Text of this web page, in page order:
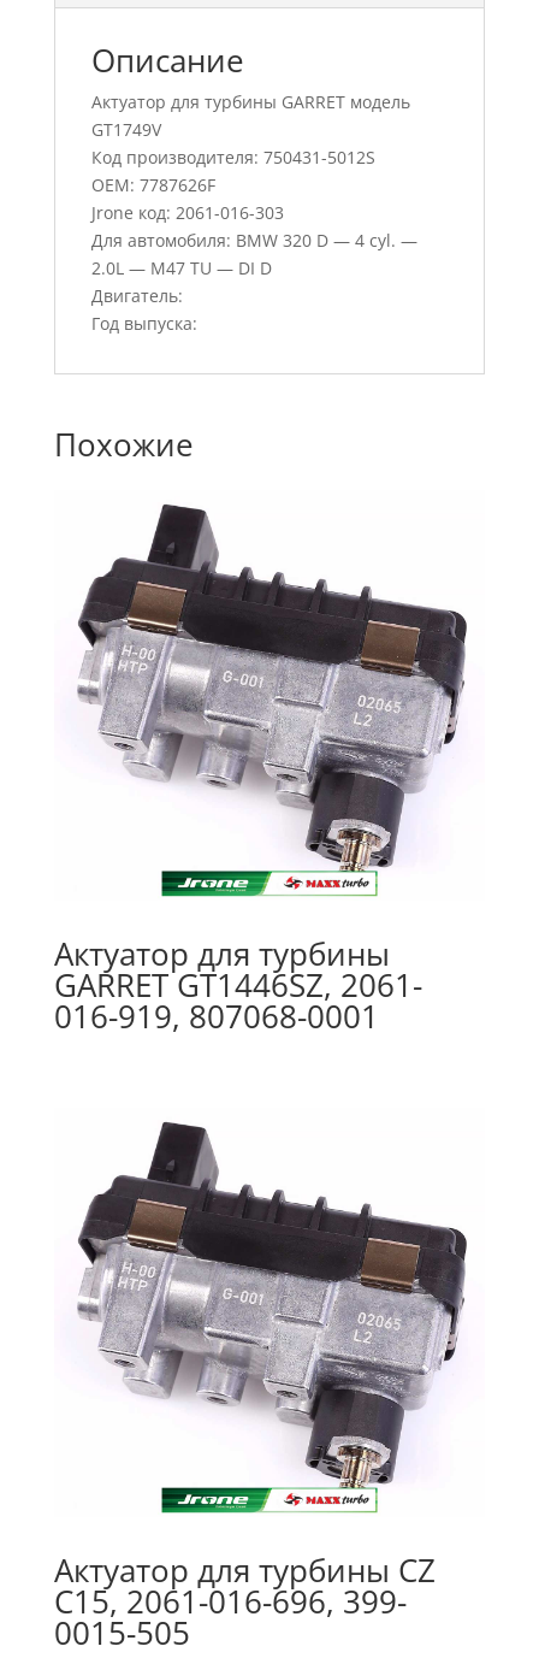
Описание
Актуатор для турбины GARRET модель
GT1749V
Код производителя: 750431-5012S
OEM: 7787626F
Jrone код: 2061-016-303
Для автомобиля: BMW 320 D — 4 cyl. —
2.0L — M47 TU — DI D
Двигатель:
Год выпуска:
Похожие
Актуатор для турбины
GARRET GT1446SZ, 2061-
016-919, 807068-0001
Актуатор для турбины CZ
C15, 2061-016-696, 399-
0015-505